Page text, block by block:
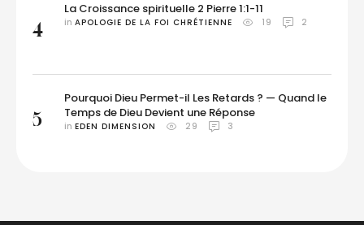
4
La Croissance spirituelle 2 Pierre 1:1-11
in APOLOGIE DE LA FOI CHRÉTIENNE 19 2
5
Pourquoi Dieu Permet-il Les Retards ? — Quand le
Temps de Dieu Devient une Réponse
in EDEN DIMENSION 29 3